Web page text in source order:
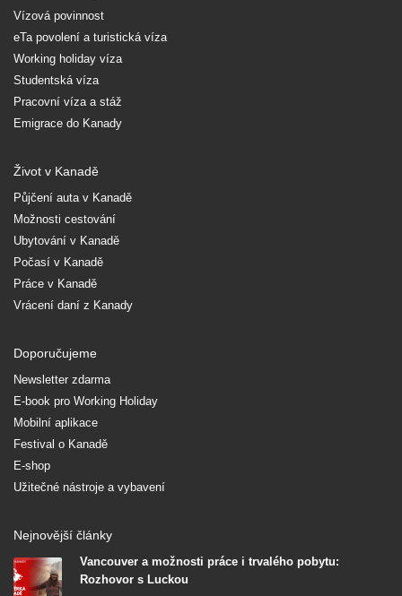
Vízová povinnost
eTa povolení a turistická víza
Working holiday víza
Studentská víza
Pracovní víza a stáž
Emigrace do Kanady
Život v Kanadě
Půjčení auta v Kanadě
Možnosti cestování
Ubytování v Kanadě
Počasí v Kanadě
Práce v Kanadě
Vrácení daní z Kanady
Doporučujeme
Newsletter zdarma
E-book pro Working Holiday
Mobilní aplikace
Festival o Kanadě
E-shop
Užitečné nástroje a vybavení
Nejnovější články
Vancouver a možnosti práce i trvalého pobytu:
Rozhovor s Luckou